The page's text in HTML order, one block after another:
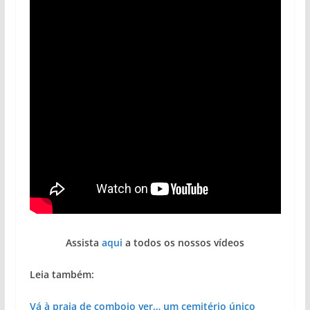
Assista aqui a todos os nossos vídeos
Leia também:
Vá à praia de comboio ver… um cemitério único